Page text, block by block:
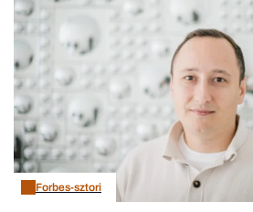
Forbes-sztori